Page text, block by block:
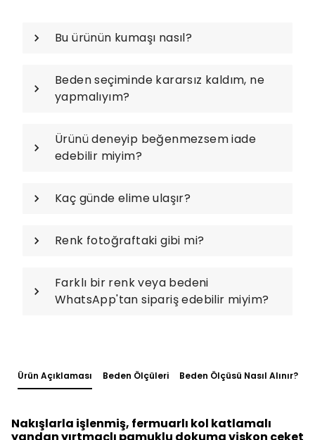
Bu ürünün kumaşı nasıl?
Beden seçiminde kararsız kaldım, ne
yapmalıyım?
Ürünü deneyip beğenmezsem iade
edebilir miyim?
Kaç günde elime ulaşır?
Renk fotoğraftaki gibi mi?
Farklı bir renk veya bedeni
WhatsApp'tan sipariş edebilir miyim?
Ürün Açıklaması Beden Ölçüleri Beden Ölçüsü Nasıl Alınır?
Nakışlarla işlenmiş, fermuarlı kol katlamalı